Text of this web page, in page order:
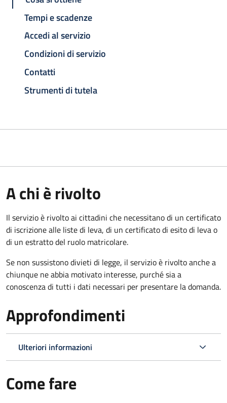
Tempi e scadenze
Accedi al servizio
Condizioni di servizio
Contatti
Strumenti di tutela
A chi è rivolto
Il servizio è rivolto ai cittadini che necessitano di un certificato
di iscrizione alle liste di leva, di un certificato di esito di leva o
di un estratto del ruolo matricolare.
Se non sussistono divieti di legge, il servizio è rivolto anche a
chiunque ne abbia motivato interesse, purché sia a
conoscenza di tutti i dati necessari per presentare la domanda.
Approfondimenti
Ulteriori informazioni
Come fare